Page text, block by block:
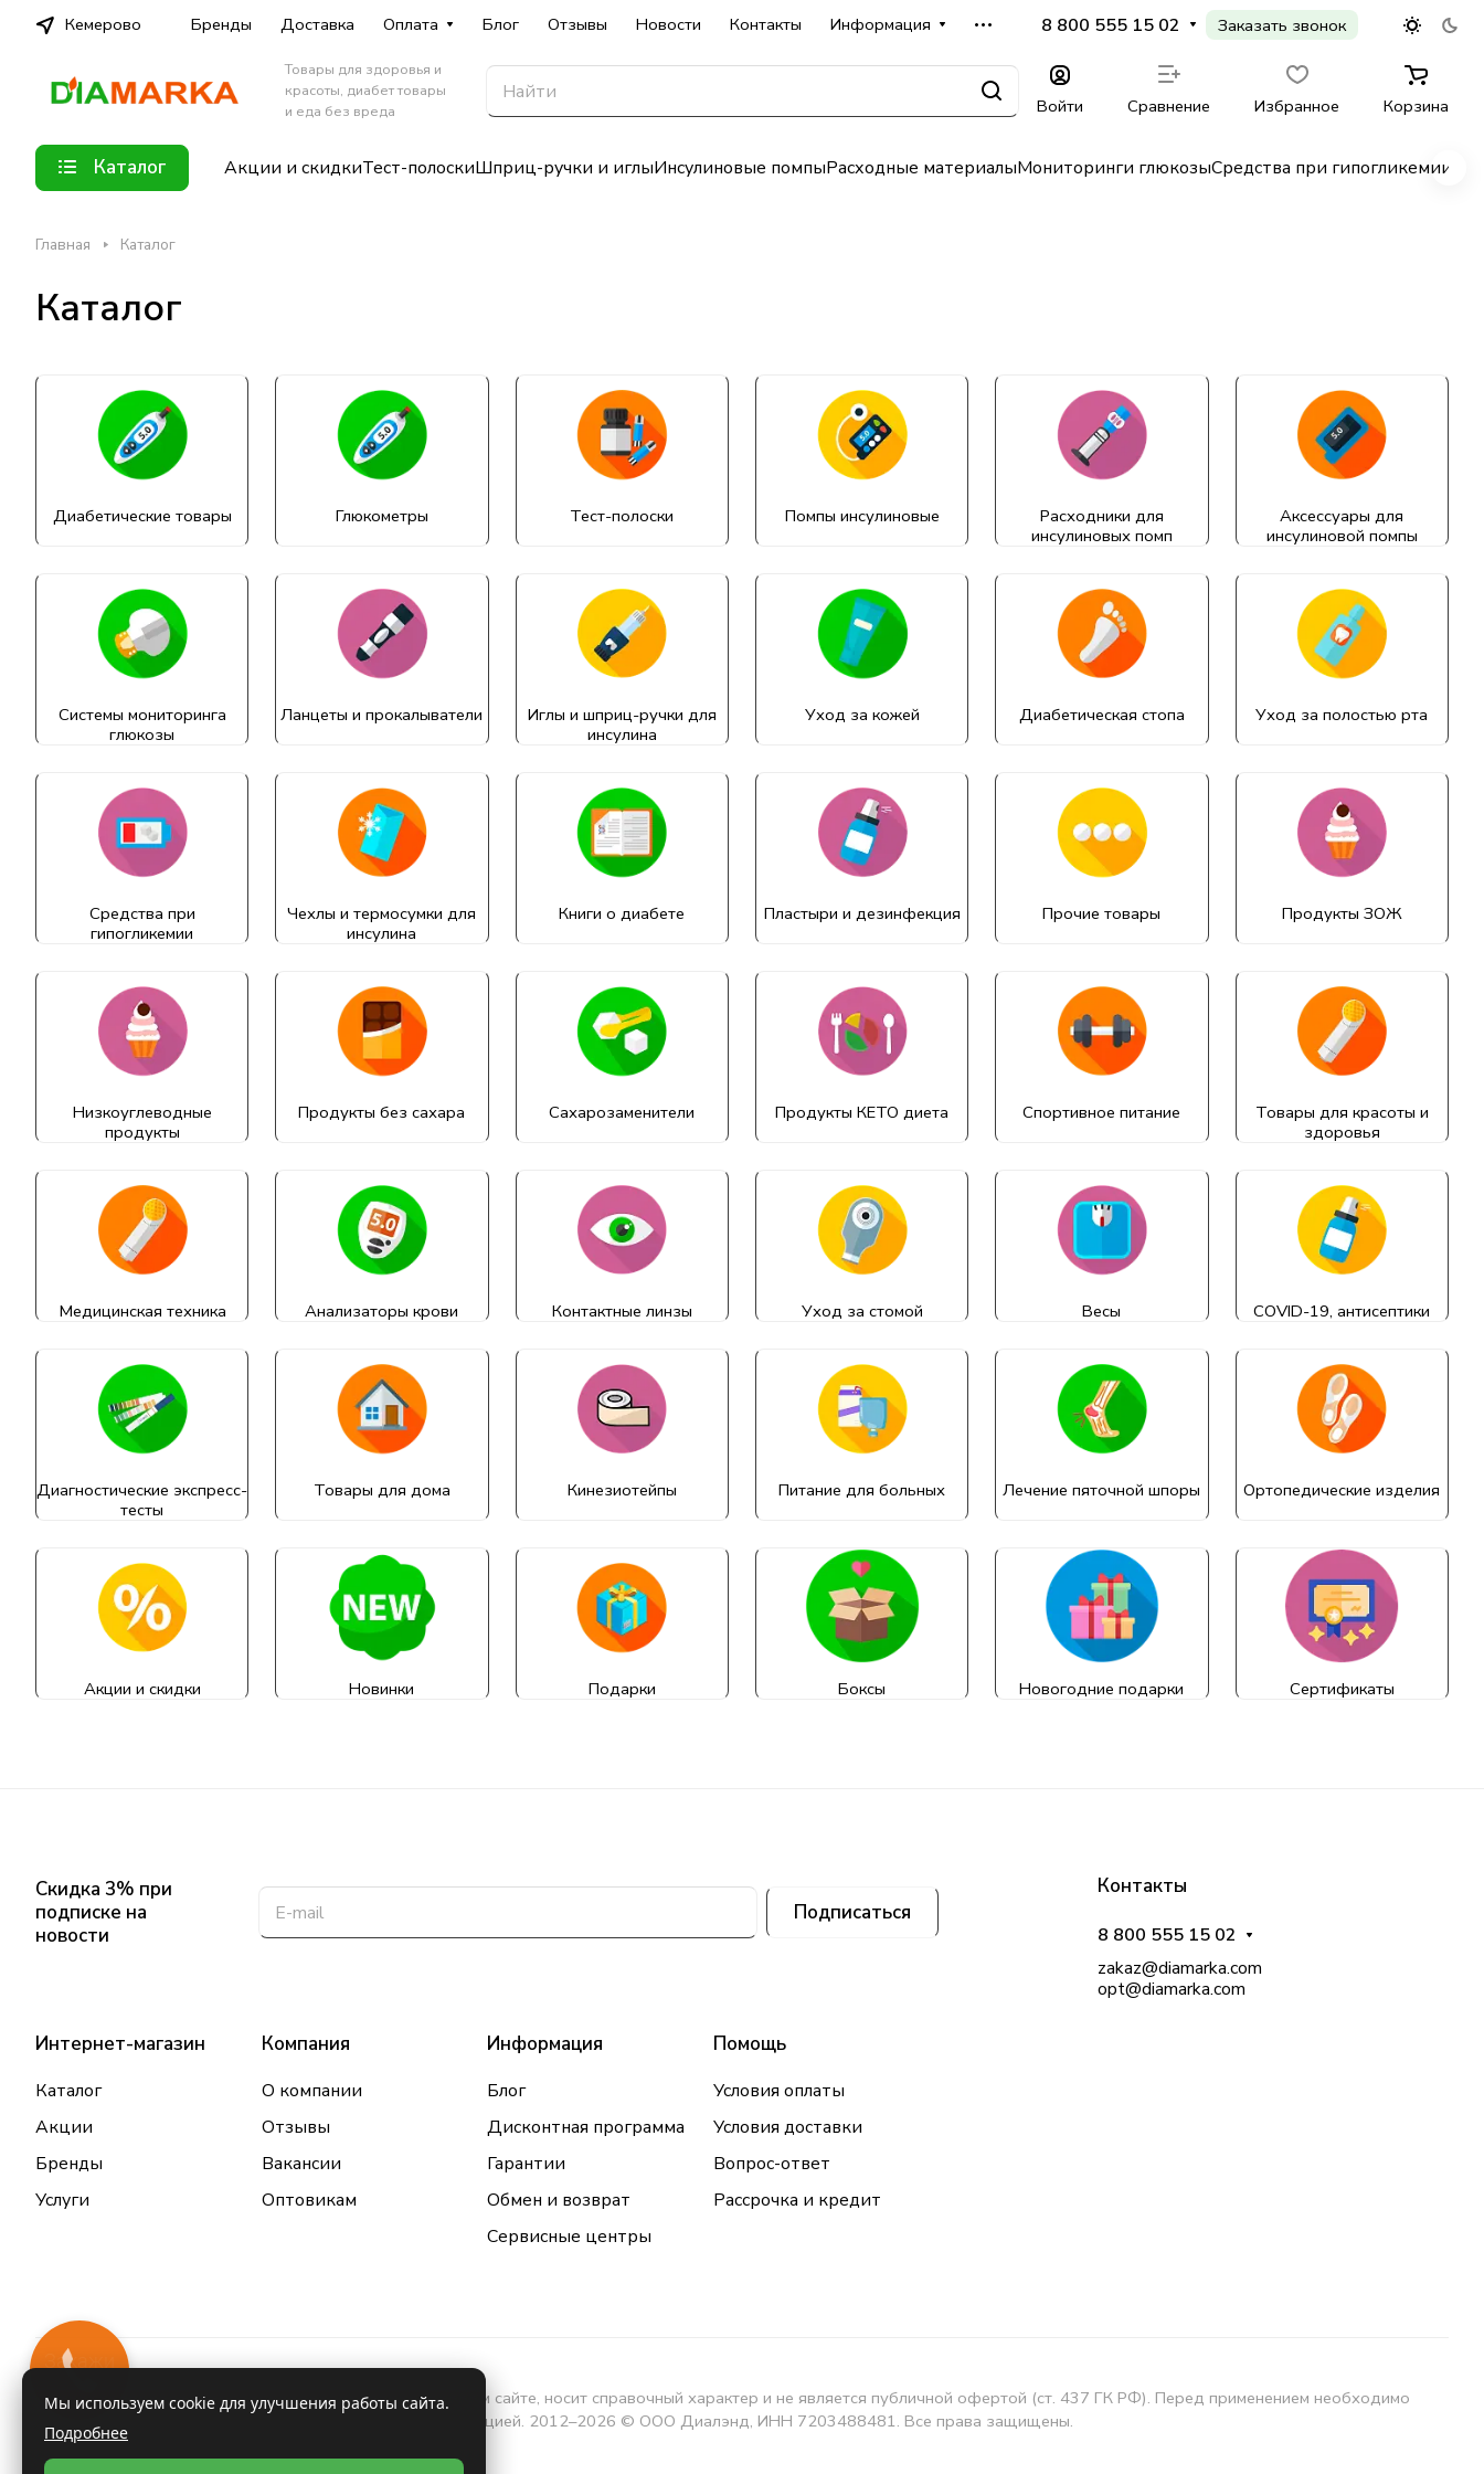
Кемерово Бренды Доставка Оплата Блог Отзывы Новости Контакты Информация 8 800 555 15 02 Заказать звонок
Товары для здоровья и
красоты, диабет товары
и еда без вреда
Войти Сравнение Избранное Корзина
Каталог Акции и скидкиТест-полоскиШприц-ручки и иглыИнсулиновые помпыРасходные материалыМониторинги глюкозыСредства при гипогликемии
Главная Каталог
Каталог
Диабетические товары Глюкометры Тест-полоски Помпы инсулиновые
Расходники для
инсулиновых помп
Аксессуары для
инсулиновой помпы
Системы мониторинга
глюкозы
Ланцеты и прокалыватели
Иглы и шприц-ручки для
инсулина
Уход за кожей Диабетическая стопа Уход за полостью рта
Средства при
гипогликемии
Чехлы и термосумки для
инсулина
Книги о диабете Пластыри и дезинфекция Прочие товары Продукты ЗОЖ
Низкоуглеводные
продукты
Продукты без сахара Сахарозаменители Продукты КЕТО диета Спортивное питание
Товары для красоты и
здоровья
Медицинская техника Анализаторы крови Контактные линзы Уход за стомой Весы COVID-19, антисептики
Диагностические экспресс-
тесты
Товары для дома Кинезиотейпы Питание для больных Лечение пяточной шпоры Ортопедические изделия
Акции и скидки Новинки Подарки Боксы Новогодние подарки Сертификаты
Скидка 3% при
подписке на
новости
Подписаться
Интернет-магазин
Каталог
Акции
Бренды
Услуги
Компания
О компании
Отзывы
Вакансии
Оптовикам
Информация
Блог
Дисконтная программа
Гарантии
Обмен и возврат
Сервисные центры
Помощь
Условия оплаты
Условия доставки
Вопрос-ответ
Рассрочка и кредит
Контакты
8 800 555 15 02
zakaz@diamarka.com
opt@diamarka.com
Информация о товарах и услугах, размещенная на данном сайте, носит справочный характер и не является публичной офертой (ст. 437 ГК РФ). Перед применением необходимо
проконсультироваться с врачом и ознакомиться с инструкцией. 2012–2026 © ООО Диалэнд, ИНН 7203488481. Все права защищены.
Мы используем cookie для улучшения работы сайта.
Подробнее
Закажи